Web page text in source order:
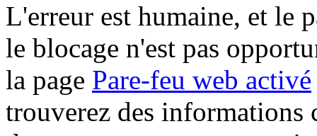
L'erreur est humaine, et le
le blocage n'est pas
la page Pare-feu web activé
trouverez des informations